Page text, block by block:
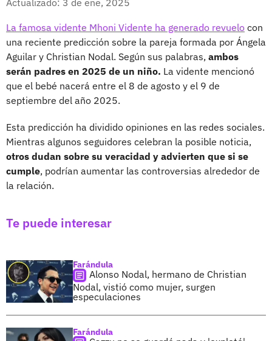
La famosa vidente Mhoni Vidente ha generado revuelo con
una reciente predicción sobre la pareja formada por Ángela
Aguilar y Christian Nodal. Según sus palabras, ambos
serán padres en 2025 de un niño. La vidente mencionó
que el bebé nacerá entre el 8 de agosto y el 9 de
septiembre del año 2025.
Esta predicción ha dividido opiniones en las redes sociales.
Mientras algunos seguidores celebran la posible noticia,
otros dudan sobre su veracidad y advierten que si se
cumple, podrían aumentar las controversias alrededor de
la relación.
Te puede interesar
Farándula
Alonso Nodal, hermano de Christian
Nodal, vistió como mujer, surgen
especulaciones
Farándula